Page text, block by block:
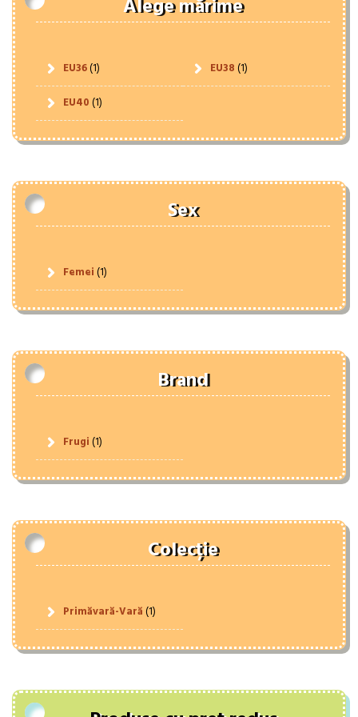
Alege mărime
EU36(1) EU38(1)
EU40(1)
Sex
Femei(1)
Brand
Frugi(1)
Colecție
Primăvară-Vară(1)